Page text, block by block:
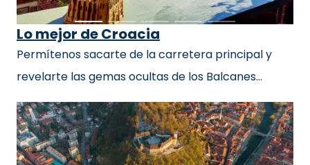
Lo mejor de Croacia
Permítenos sacarte de la carretera principal y
revelarte las gemas ocultas de los Balcanes…